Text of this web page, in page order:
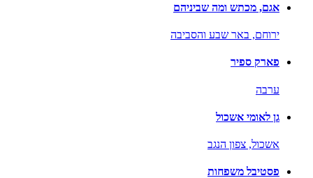
אגם, מכתש ומה שביניהם
ירוחם, באר שבע והסביבה
פארק ספיר
ערבה
גן לאומי אשכול
אשכול, צפון הנגב
פסטיבל משפחות